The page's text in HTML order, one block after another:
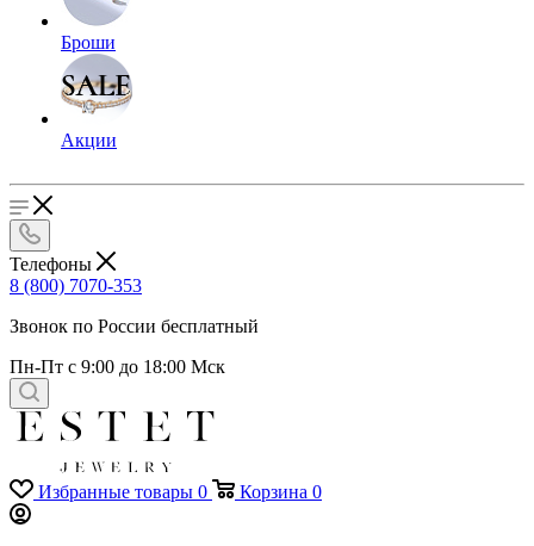
Броши
Акции
Телефоны
8 (800) 7070-353
Звонок по России бесплатный
Пн-Пт с 9:00 до 18:00 Мск
Избранные товары 0 Корзина 0